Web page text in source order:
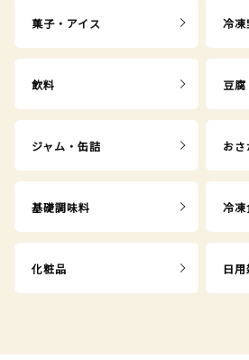
菓子・アイス 冷凍
飲料 豆
ジャム・缶詰 お
基礎調味料 冷凍
化粧品 日